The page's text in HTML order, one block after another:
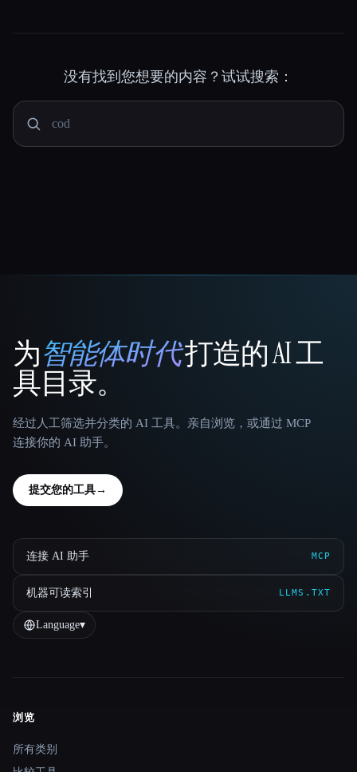
没有找到您想要的内容？试试搜索：
That AI Collection
为智能体时代打造的 AI 工
具目录。
经过人工筛选并分类的 AI 工具。亲自浏览，或通过 MCP
连接你的 AI 助手。
提交您的工具→
连接 AI 助手 MCP
机器可读索引 LLMS.TXT
Language▾
Site navigation
浏览
所有类别